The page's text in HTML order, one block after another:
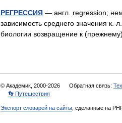
РЕГРЕССИЯ — англ. regression;
зависимость среднего значения к.
биологии возвращение к
© Академик, 2000-2026 Обратная связь:
👣 Путешествия
Экспорт словарей на сайты , сделанные на